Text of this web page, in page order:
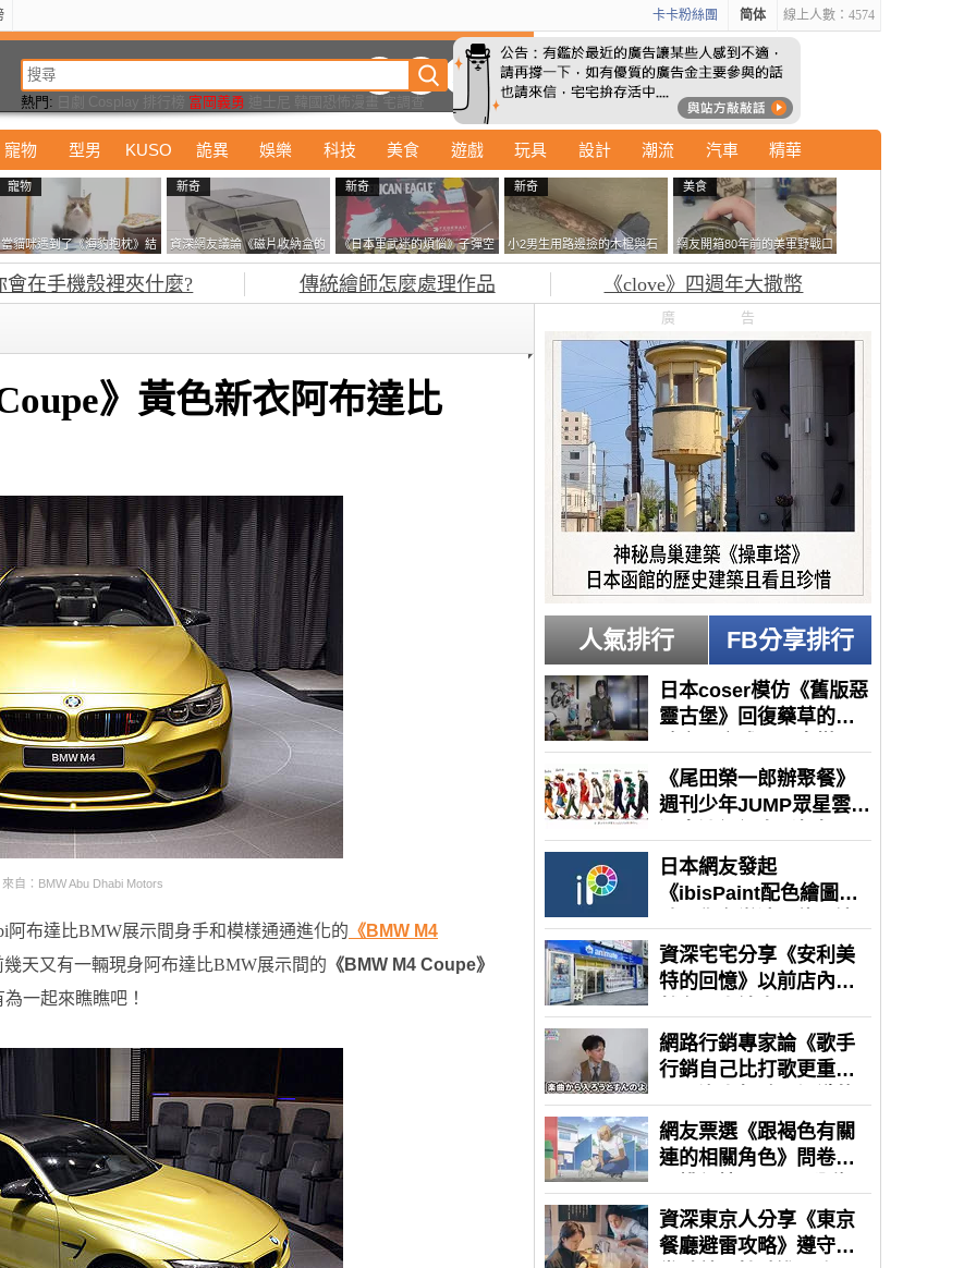
線上人數：4574
简体
卡卡粉絲團
熱門: 富岡義勇
扭蛋
寵物 型男 KUSO 詭異 娛樂 科技 美食 遊戲 玩具 設計 潮流 汽車 精華
寵物
當貓咪遇到了《海豹抱枕》結
果玩了10天後，海豹一整個走
鐘笑翻網友
新奇
資深網友議論《磁片收納盒的
鎖有什麼用》想偷的話整盒拿
走不就好了嗎？
新奇
《日本軍武迷的煩惱》子彈空
盒在日本超級貴 美國網友直
接一大箱寄給他了
新奇
小2男生用路邊撿的木棍與石
頭做成了《石斧》馬麻打開書
包嚇一跳怎麼會有這種東
西！？
美食
網友開箱80年前的美軍野戰口
糧 罐頭本身保存良好，但裡
面的味道...
會在手機殼裡夾什麼? 傳統繪師怎麼處理作品 《clove》四週年大撒幣
》黃色新衣阿布達比
漫
自：BMW Abu Dhabi Motors
布達比BMW展示間身手和模樣通通進化的 《BMW M4
天又有一輛現身阿布達比BMW展示間的 《BMW M4 Coupe》
一起來瞧瞧吧！
廣告
人氣排行 FB分享排行